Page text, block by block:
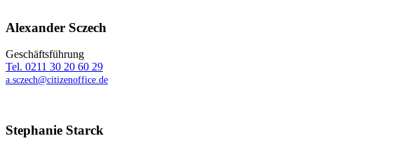
Alexander Sczech
Geschäftsführung
Tel. 0211 30 20 60 29
a.sczech@citizenoffice.de
Stephanie Starck